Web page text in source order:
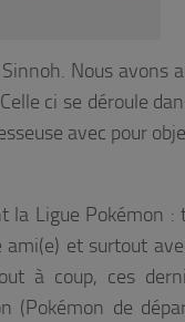
Nous avons
Celle ci se déroule
avec pour
la Ligue Pokémon :
et surtout
à coup, ces
(Pokémon de